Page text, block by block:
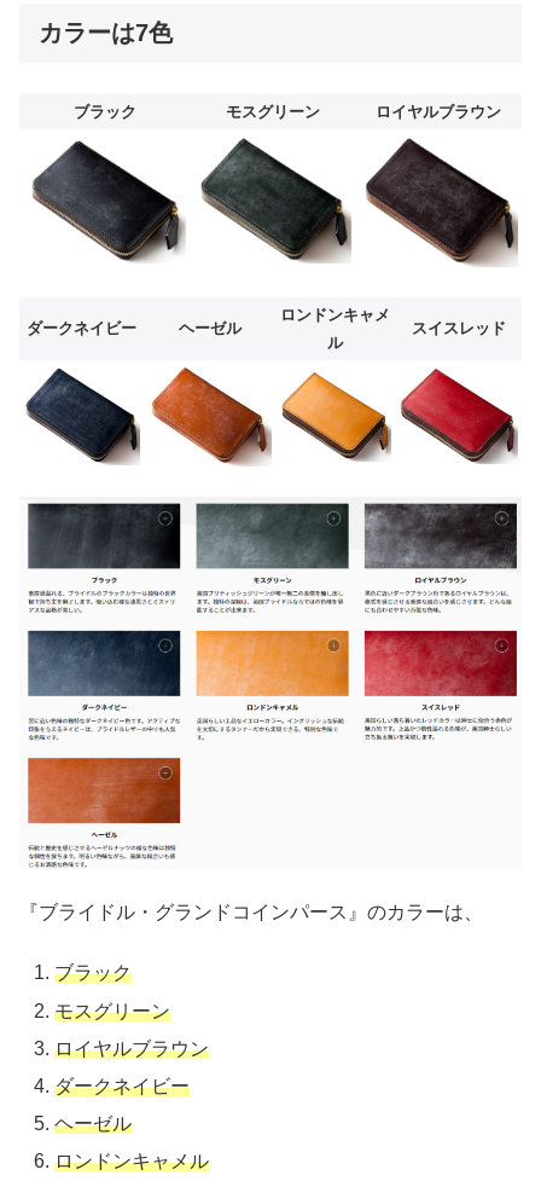
カラーは7色
ブラック モスグリーン ロイヤルブラウン
ダークネイビー ヘーゼル
ロンドンキャメ
ル
スイスレッド
『ブライドル・グランドコインパース』のカラーは、
ブラック
モスグリーン
ロイヤルブラウン
ダークネイビー
ヘーゼル
ロンドンキャメル